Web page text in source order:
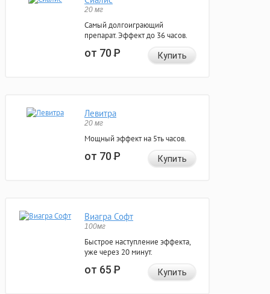
20 мг
Самый долгоиграющий
препарат. Эффект до 36 часов.
от 70Р Купить
Левитра
20 мг
Мощный эффект на 5ть часов.
от 70Р Купить
Виагра Софт
100мг
Быстрое наступление эффекта,
уже через 20 минут.
от 65Р Купить